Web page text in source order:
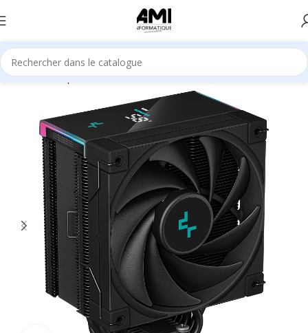
Accueil Composants Refroidisseur